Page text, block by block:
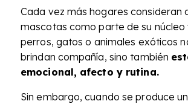
Cada vez más hogares consideran
mascotas como parte de su núcleo
perros, gatos o animales exóticos
brindan compañía, sino también
emocional, afecto y rutina.
Sin embargo, cuando se produce